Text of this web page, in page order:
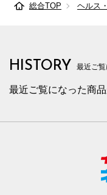
総合TOP ヘルス
HISTORY 最近ご
最近ご覧になった商品